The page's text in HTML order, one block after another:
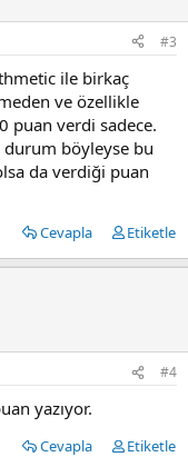
#3
ile birkaç
ve özellikle
puan verdi sadece.
durum böyleyse bu
da verdiği puan
Cevapla Etiketle
#4
yazıyor.
Cevapla Etiketle